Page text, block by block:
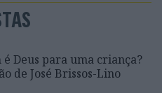
é Deus para uma criança?
de José Brissos-Lino